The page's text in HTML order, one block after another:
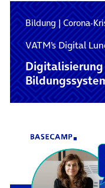
Bildung|Corona-
VATM’s Digital
Digitalisierung